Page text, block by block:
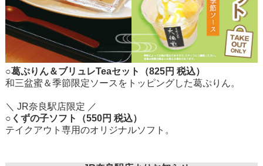
○葛ぷりん＆ブリュレTeaセット（825円 税込）
和三盆蜜＆季節限定ソースをトッピングした葛ぷりん。
＼ JR奈良駅店限定 ／
○くずの子ソフト（550円 税込）
テイクアウト専用のオリジナルソフト。